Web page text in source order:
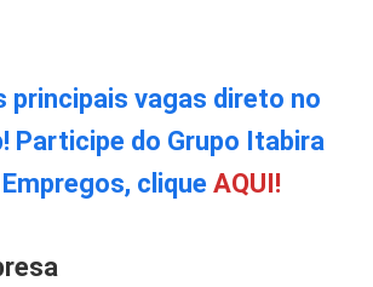
principais vagas direto no
Participe do Grupo Itabira
clique AQUI!